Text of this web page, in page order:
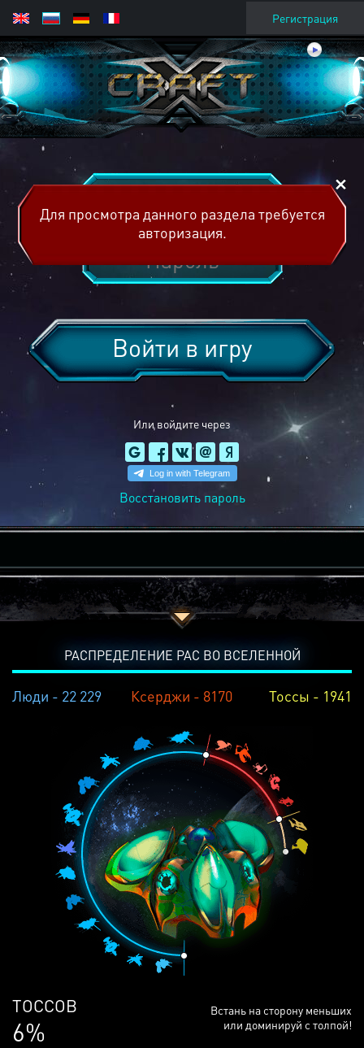
Регистрация
Или войдите через
Войти в игру
Восстановить пароль
Для просмотра данного раздела требуется
авторизация.
РАСПРЕДЕЛЕНИЕ РАС ВО ВСЕЛЕННОЙ
Люди - 22 229 Ксерджи - 8170 Тоссы - 1941
ЛЮДЕЙ
68%
Встань на сторону меньших
или доминируй с толпой!